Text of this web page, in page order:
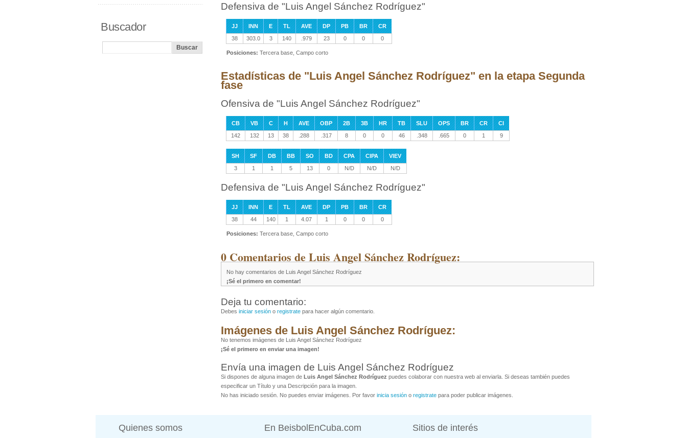
Defensiva de "Luis Angel Sánchez Rodríguez"
JJ INN E TL AVE DP PB BR
CR
38
303.0 3 140 .979 23 0 0 0
Posiciones: Tercera base, Campo corto
Estadísticas de "Luis Angel Sánchez Rodríguez" en la etapa Segunda
fase
Ofensiva de "Luis Angel Sánchez Rodríguez"
CB VB C H AVE OBP 2B 3B HR TB SLU OPS BR CR
CI
142
132 13 38 .288 .317 8 0 0 46 .348 .665 0 1 9
SH SF DB BB SO BD CPA CIPA
VIEV
3
1 1 5 13 0 N/D N/D N/D
Defensiva de "Luis Angel Sánchez Rodríguez"
JJ INN E TL AVE DP PB BR
CR
38
44 140 1 4.07 1 0 0 0
Posiciones: Tercera base, Campo corto
0 Comentarios de Luis Angel Sánchez Rodríguez:
No hay comentarios de Luis Angel Sánchez Rodríguez
¡Sé el primero en comentar!
Deja tu comentario:
Debes iniciar sesión o registrate para hacer algún comentario.
Imágenes de Luis Angel Sánchez Rodríguez:
No tenemos imágenes de Luis Angel Sánchez Rodríguez
¡Sé el primero en enviar una imagen!
Envía una imagen de Luis Angel Sánchez Rodríguez
Si dispones de alguna imagen de Luis Angel Sánchez Rodríguez puedes colaborar con nuestra web al enviarla. Si deseas también puedes
especificar un Título y una Descripción para la imagen.
No has iniciado sesión. No puedes enviar imágenes. Por favor inicia sesión o registrate para poder publicar imágenes.
Buscador
Quienes somos En BeisbolEnCuba.com Sitios de interés